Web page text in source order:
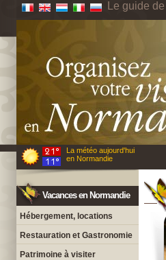
Le guide
La météo aujourd'hui
en Normandie
Vacances en Normandie
Hébergement, locations
Restauration et Gastronomie
Patrimoine à visiter